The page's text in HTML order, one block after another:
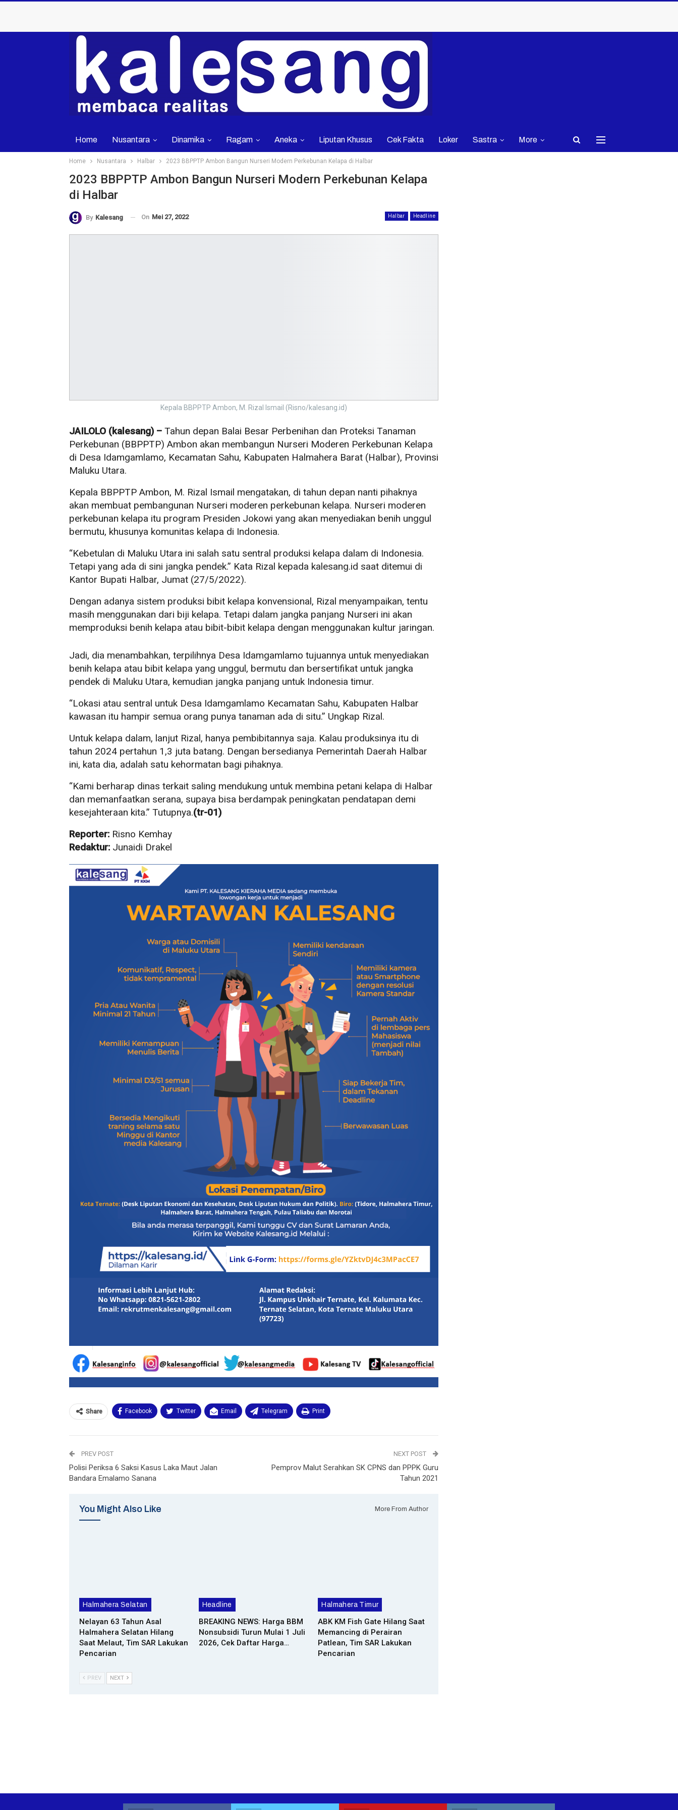
Home Nusantara Dinamika Ragam Aneka Liputan Khusus Cek Fakta Loker Sastra More
Home Nusantara Halbar 2023 BBPPTP Ambon Bangun Nurseri Modern Perkebunan Kelapa di Halbar
2023 BBPPTP Ambon Bangun Nurseri Modern Perkebunan Kelapa
di Halbar
Halbar Headline
By Kalesang On Mei 27, 2022
Kepala BBPPTP Ambon, M. Rizal Ismail (Risno/kalesang.id)
JAILOLO (kalesang) – Tahun depan Balai Besar Perbenihan dan Proteksi Tanaman
Perkebunan (BBPPTP) Ambon akan membangun Nurseri Moderen Perkebunan Kelapa
di Desa Idamgamlamo, Kecamatan Sahu, Kabupaten Halmahera Barat (Halbar), Provinsi
Maluku Utara.
Kepala BBPPTP Ambon, M. Rizal Ismail mengatakan, di tahun depan nanti pihaknya
akan membuat pembangunan Nurseri moderen perkebunan kelapa. Nurseri moderen
perkebunan kelapa itu program Presiden Jokowi yang akan menyediakan benih unggul
bermutu, khusunya komunitas kelapa di Indonesia.
“Kebetulan di Maluku Utara ini salah satu sentral produksi kelapa dalam di Indonesia.
Tetapi yang ada di sini jangka pendek.” Kata Rizal kepada kalesang.id saat ditemui di
Kantor Bupati Halbar, Jumat (27/5/2022).
Dengan adanya sistem produksi bibit kelapa konvensional, Rizal menyampaikan, tentu
masih menggunakan dari biji kelapa. Tetapi dalam jangka panjang Nurseri ini akan
memproduksi benih kelapa atau bibit-bibit kelapa dengan menggunakan kultur jaringan.
Jadi, dia menambahkan, terpilihnya Desa Idamgamlamo tujuannya untuk menyediakan
benih kelapa atau bibit kelapa yang unggul, bermutu dan bersertifikat untuk jangka
pendek di Maluku Utara, kemudian jangka panjang untuk Indonesia timur.
“Lokasi atau sentral untuk Desa Idamgamlamo Kecamatan Sahu, Kabupaten Halbar
kawasan itu hampir semua orang punya tanaman ada di situ.” Ungkap Rizal.
Untuk kelapa dalam, lanjut Rizal, hanya pembibitannya saja. Kalau produksinya itu di
tahun 2024 pertahun 1,3 juta batang. Dengan bersedianya Pemerintah Daerah Halbar
ini, kata dia, adalah satu kehormatan bagi pihaknya.
“Kami berharap dinas terkait saling mendukung untuk membina petani kelapa di Halbar
dan memanfaatkan serana, supaya bisa berdampak peningkatan pendatapan demi
kesejahteraan kita.” Tutupnya.(tr-01)
Reporter: Risno Kemhay
Redaktur: Junaidi Drakel
Share Facebook Twitter Email Telegram Print
PREV POST
Polisi Periksa 6 Saksi Kasus Laka Maut Jalan
Bandara Emalamo Sanana
NEXT POST
Pemprov Malut Serahkan SK CPNS dan PPPK Guru
Tahun 2021
You Might Also Like More From Author
Halmahera Selatan
Nelayan 63 Tahun Asal
Halmahera Selatan Hilang
Saat Melaut, Tim SAR Lakukan
Pencarian
Headline
BREAKING NEWS: Harga BBM
Nonsubsidi Turun Mulai 1 Juli
2026, Cek Daftar Harga…
Halmahera Timur
ABK KM Fish Gate Hilang Saat
Memancing di Perairan
Patlean, Tim SAR Lakukan
Pencarian
PREV NEXT